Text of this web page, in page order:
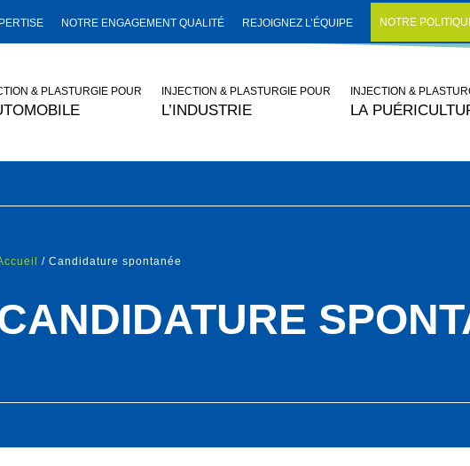
NOTRE ENGAGEMENT QUALITÉ REJOIGNEZ L’ÉQUIPE NOTRE
& PLASTURGIE POUR INJECTION & PLASTURGIE POUR
L’INDUSTRIE
INJECTION &
LA
/ Candidature spontanée